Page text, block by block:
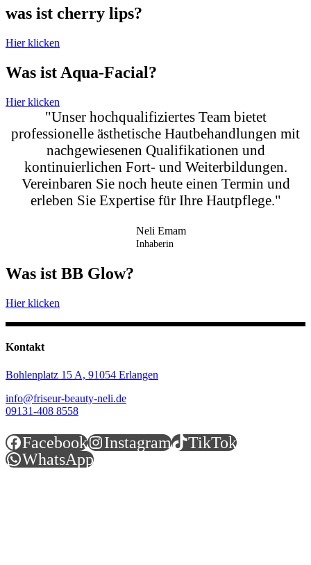
was ist cherry lips?
Hier klicken
Was ist Aqua-Facial?
Hier klicken
"Unser hochqualifiziertes Team bietet
professionelle ästhetische Hautbehandlungen mit
nachgewiesenen Qualifikationen und
kontinuierlichen Fort- und Weiterbildungen.
Vereinbaren Sie noch heute einen Termin und
erleben Sie Expertise für Ihre Hautpflege."
Neli Emam
Inhaberin
Was ist BB Glow?
Hier klicken
Kontakt
Bohlenplatz 15 A, 91054 Erlangen
info@friseur-beauty-neli.de
09131-408 8558
Facebook Instagram
TikTok
WhatsApp